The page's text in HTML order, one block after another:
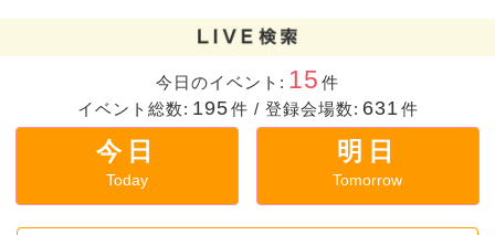
今日のイベント: 15 件
イベント総数: 195件 / 登録会場数: 631 件
今日
Today
明日
Tomorrow